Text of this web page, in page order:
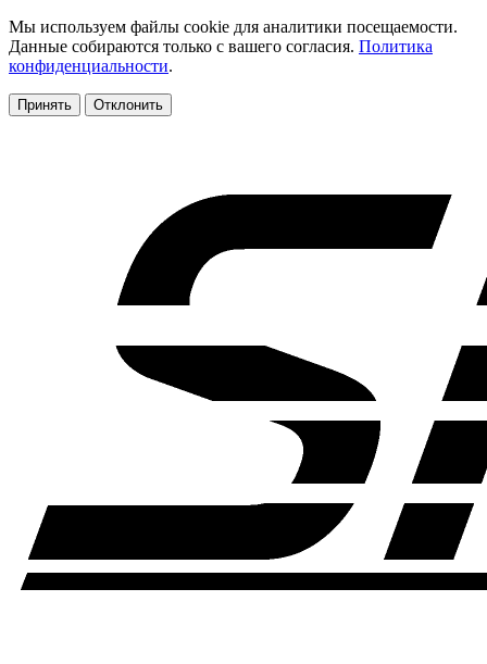
Мы используем файлы cookie для аналитики посещаемости.
Данные собираются только с вашего согласия. Политика
конфиденциальности.
Принять Отклонить